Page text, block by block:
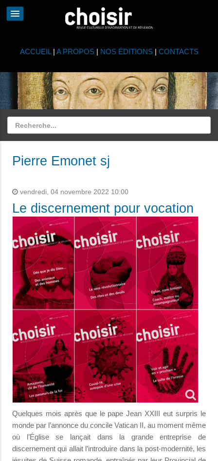
ACCUEIL | A PROPOS| NOS ÉDITIONS| CONTACTS
Pierre Emonet sj
vendredi, 04 novembre 2022 10:00
Le discernement pour vocation
Quelques mois après que le pape Jean XXIII eut surpris le
monde par l’annonce du concile Vatican II, au moment même
où l’Église se lançait dans la grande entreprise de
discernement qui allait l’introduire dans la post-modernité, les